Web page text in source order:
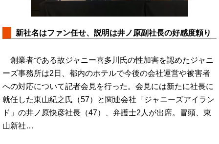
新社名はファン任せ、説明は井ノ原副社長の好感度頼り
創業者である故ジャニー喜多川氏の性加害を認めたジャニ
ーズ事務所は2日、都内のホテルで今後の会社運営や被害者
への対応について記者会見を行った。会見には新たに社長に
就任した東山紀之氏（57）と関連会社「ジャニーズアイラン
ド」の井ノ原快彦社長（47）、弁護士2人が出席。冒頭、東
山新社…